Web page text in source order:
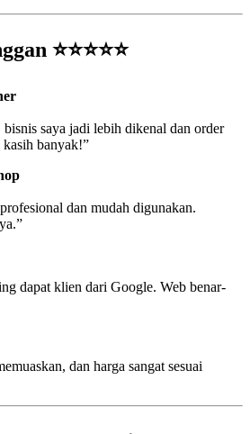
⭐⭐⭐⭐⭐
saya jadi lebih dikenal dan order
banyak!”
dan mudah digunakan.
dapat klien dari Google. Web benar-
dan harga sangat sesuai